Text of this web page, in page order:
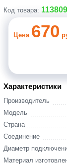
Код товара:
Цена 670
Характеристики
Производитель
Модель
Страна
Соединение
Диаметр
Материал